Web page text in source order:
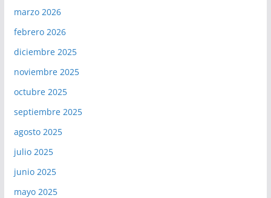
marzo 2026
febrero 2026
diciembre 2025
noviembre 2025
octubre 2025
septiembre 2025
agosto 2025
julio 2025
junio 2025
mayo 2025